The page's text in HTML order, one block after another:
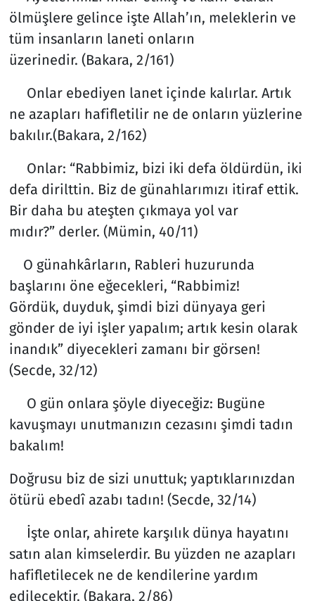
ölmüşlere gelince işte Allah’ın, meleklerin ve
tüm insanların laneti onların
üzerinedir. (Bakara, 2/161)
Onlar ebediyen lanet içinde kalırlar. Artık
ne azapları hafifletilir ne de onların yüzlerine
bakılır.(Bakara, 2/162)
Onlar: “Rabbimiz, bizi iki defa öldürdün, iki
defa dirilttin. Biz de günahlarımızı itiraf ettik.
Bir daha bu ateşten çıkmaya yol var
mıdır?” derler. (Mümin, 40/11)
O günahkârların, Rableri huzurunda
başlarını öne eğecekleri, “Rabbimiz!
Gördük, duyduk, şimdi bizi dünyaya geri
gönder de iyi işler yapalım; artık kesin olarak
inandık” diyecekleri zamanı bir görsen!
(Secde, 32/12)
O gün onlara şöyle diyeceğiz: Bugüne
kavuşmayı unutmanızın cezasını şimdi tadın
bakalım!
Doğrusu biz de sizi unuttuk; yaptıklarınızdan
ötürü ebedî azabı tadın! (Secde, 32/14)
İşte onlar, ahirete karşılık dünya hayatını
satın alan kimselerdir. Bu yüzden ne azapları
hafifletilecek ne de kendilerine yardım
edilecektir. (Bakara, 2/86)